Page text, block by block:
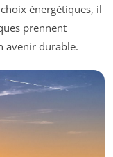
énergétiques, il
prennent
avenir durable.